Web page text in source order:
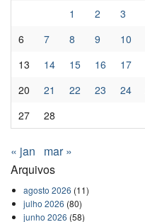
1
2 3
6
7 8 9 10
13
14 15 16 17
20
21 22 23 24
27
28
« jan
mar »
Arquivos
agosto 2026 (11)
julho 2026 (80)
junho 2026 (58)